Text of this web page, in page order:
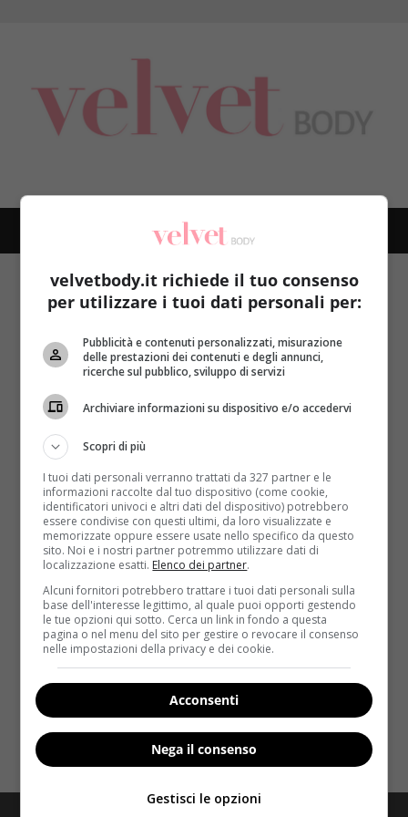
Home diuretici
Salute
Diuretici per dimagrire, servono davvero? I
rischi e le conseguenze
Redazione 14 Maggio 2015
Con l’arrivo dell’estate aumenta il consumo di
farmaci diuretici: molti ne fanno uso – e anche
abuso...
Disclaimer
velvetbody.it richiede il tuo consenso
per utilizzare i tuoi dati personali per:
Pubblicità e contenuti personalizzati, misurazione
delle prestazioni dei contenuti e degli annunci,
ricerche sul pubblico, sviluppo di servizi
Archiviare informazioni su dispositivo e/o accedervi
Scopri di più
I tuoi dati personali verranno trattati da 327 partner e le
informazioni raccolte dal tuo dispositivo (come cookie,
identificatori univoci e altri dati del dispositivo) potrebbero
essere condivise con questi ultimi, da loro visualizzate e
memorizzate oppure essere usate nello specifico da questo
sito. Noi e i nostri partner potremmo utilizzare dati di
localizzazione esatti. Elenco dei partner.
Alcuni fornitori potrebbero trattare i tuoi dati personali sulla
base dell'interesse legittimo, al quale puoi opporti gestendo
le tue opzioni qui sotto. Cerca un link in fondo a questa
pagina o nel menu del sito per gestire o revocare il consenso
nelle impostazioni della privacy e dei cookie.
Acconsenti
Nega il consenso
Gestisci le opzioni